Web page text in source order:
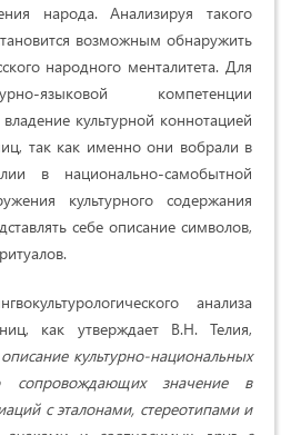
народа. Анализируя такого
возможным обнаружить
народного менталитета. Для
языковой компетенции
культурной коннотацией
так как именно они вобрали в
в национально-самобытной
культурного содержания
себе описание символов,
анализа
как утверждает В.Н. Телия,
культурно-национальных
сопровождающих значение в
с эталонами, стереотипами и